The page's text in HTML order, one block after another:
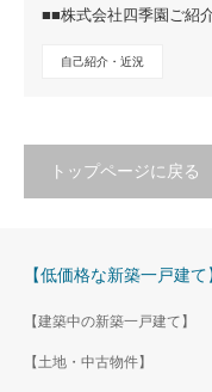
■■株式会社四季園ご紹
自己紹介・近況
トップページに戻る
【低価格な新築一戸建て
【建築中の新築一戸建て】
【土地・中古物件】